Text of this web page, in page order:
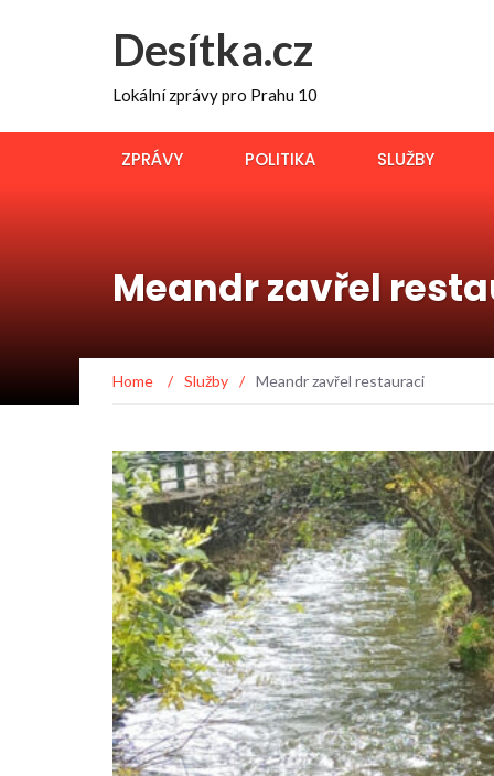
Desítka.cz
Lokální zprávy pro Prahu 10
ZPRÁVY POLITIKA SLUŽBY
Meandr zavřel
Home / Služby / Meandr zavřel restauraci